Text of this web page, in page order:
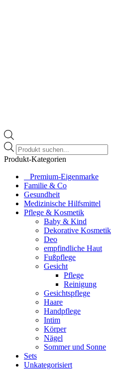
Products
search
Produkt-Kategorien
⠀​Premium-Eigenmarke
Familie & Co
Gesundheit
Medizinische Hilfsmittel
Pflege & Kosmetik
Baby & Kind
Dekorative Kosmetik
Deo
empfindliche Haut
Fußpflege
Gesicht
Pflege
Reinigung
Gesichtspflege
Haare
Handpflege
Intim
Körper
Nägel
Sommer und Sonne
Sets
Unkategorisiert